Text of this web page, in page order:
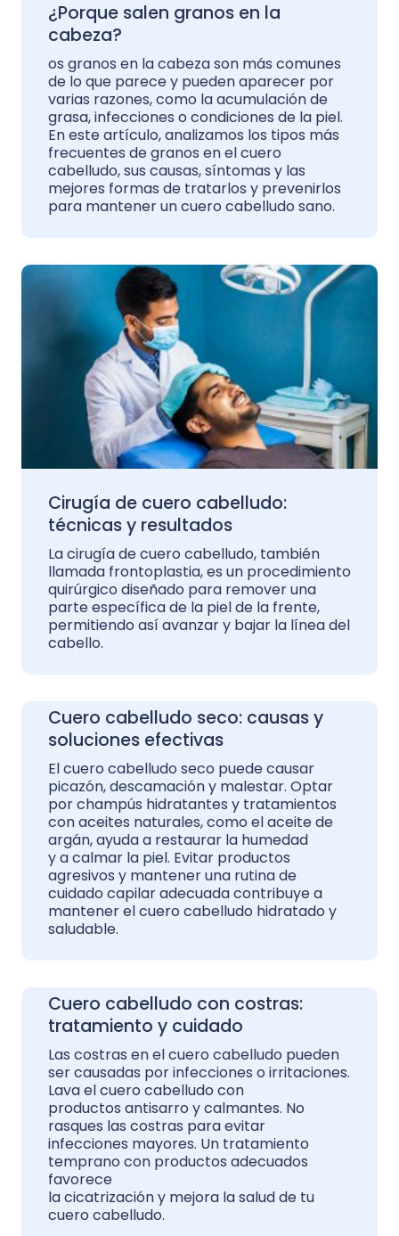
¿Porque salen granos en la
cabeza?
os granos en la cabeza son más comunes
de lo que parece y pueden aparecer por
varias razones, como la acumulación de
grasa, infecciones o condiciones de la piel.
En este artículo, analizamos los tipos más
frecuentes de granos en el cuero
cabelludo, sus causas, síntomas y las
mejores formas de tratarlos y prevenirlos
para mantener un cuero cabelludo sano.
Cirugía de cuero cabelludo:
técnicas y resultados
La cirugía de cuero cabelludo, también
llamada frontoplastia, es un procedimiento
quirúrgico diseñado para remover una
parte específica de la piel de la frente,
permitiendo así avanzar y bajar la línea del
cabello.
Cuero cabelludo seco: causas y
soluciones efectivas
El cuero cabelludo seco puede causar
picazón, descamación y malestar. Optar
por champús hidratantes y tratamientos
con aceites naturales, como el aceite de
argán, ayuda a restaurar la humedad
y a calmar la piel. Evitar productos
agresivos y mantener una rutina de
cuidado capilar adecuada contribuye a
mantener el cuero cabelludo hidratado y
saludable.
Cuero cabelludo con costras:
tratamiento y cuidado
Las costras en el cuero cabelludo pueden
ser causadas por infecciones o irritaciones.
Lava el cuero cabelludo con
productos antisarro y calmantes. No
rasques las costras para evitar
infecciones mayores. Un tratamiento
temprano con productos adecuados
favorece
la cicatrización y mejora la salud de tu
cuero cabelludo.